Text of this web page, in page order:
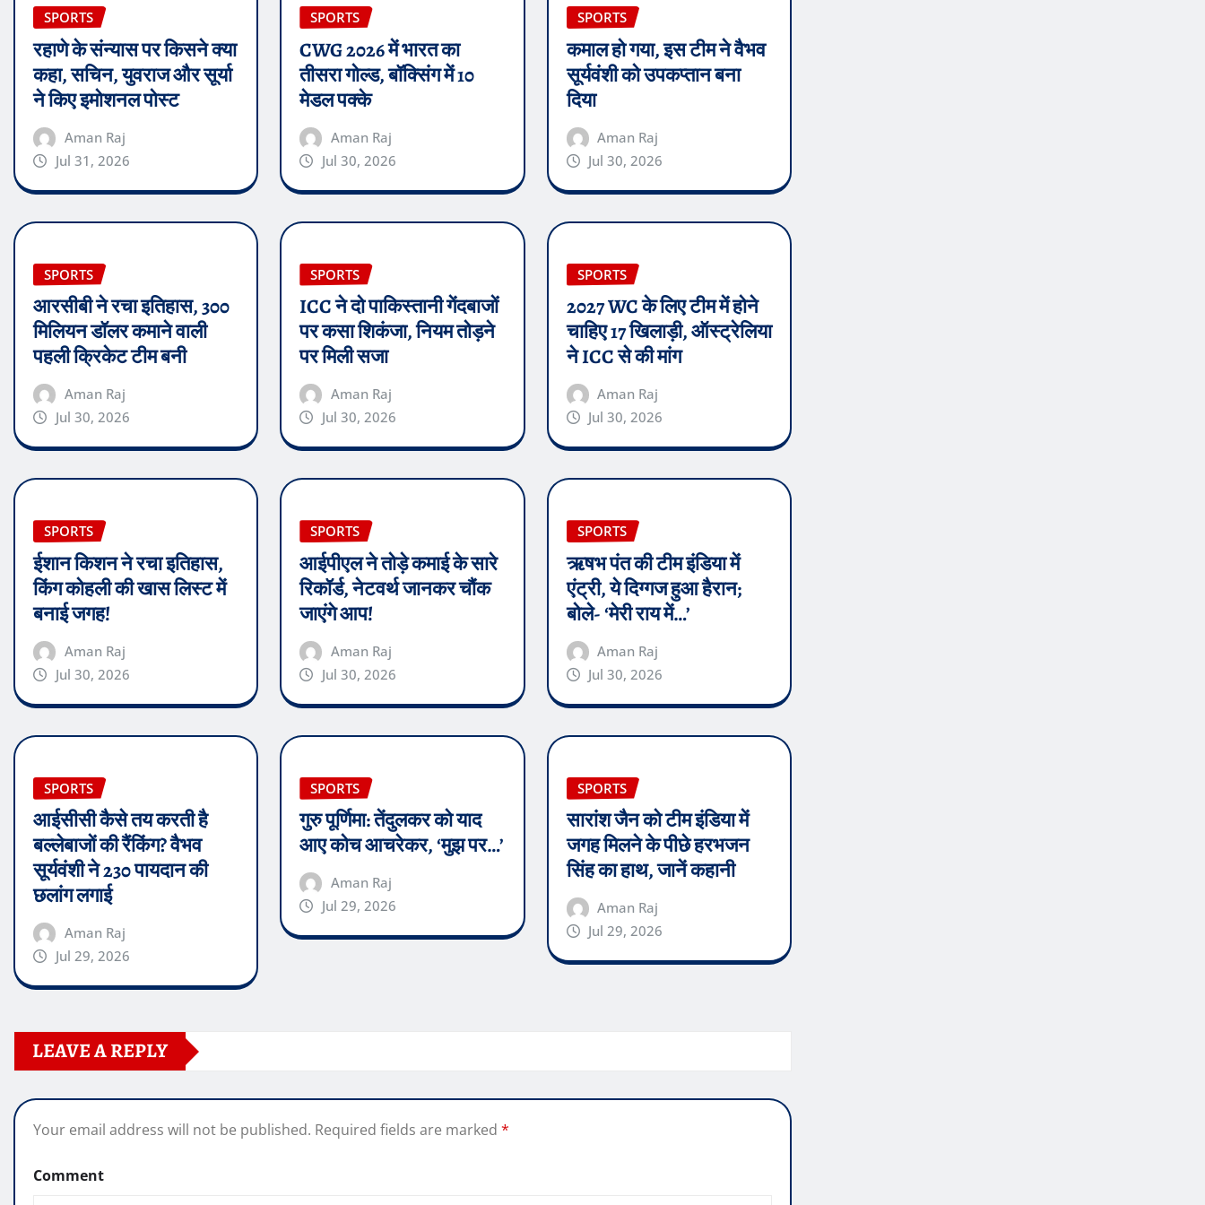
SPORTS
रहाणे के संन्यास पर किसने क्या
कहा, सचिन, युवराज और सूर्या
ने किए इमोशनल पोस्ट
Aman Raj
Jul 31, 2026
SPORTS
CWG 2026 में भारत का
तीसरा गोल्ड, बॉक्सिंग में 10
मेडल पक्के
Aman Raj
Jul 30, 2026
SPORTS
कमाल हो गया, इस टीम ने वैभव
सूर्यवंशी को उपकप्तान बना
दिया
Aman Raj
Jul 30, 2026
SPORTS
आरसीबी ने रचा इतिहास, 300
मिलियन डॉलर कमाने वाली
पहली क्रिकेट टीम बनी
Aman Raj
Jul 30, 2026
SPORTS
ICC ने दो पाकिस्तानी गेंदबाजों
पर कसा शिकंजा, नियम तोड़ने
पर मिली सजा
Aman Raj
Jul 30, 2026
SPORTS
2027 WC के लिए टीम में होने
चाहिए 17 खिलाड़ी, ऑस्ट्रेलिया
ने ICC से की मांग
Aman Raj
Jul 30, 2026
SPORTS
ईशान किशन ने रचा इतिहास,
किंग कोहली की खास लिस्ट में
बनाई जगह!
Aman Raj
Jul 30, 2026
SPORTS
आईपीएल ने तोड़े कमाई के सारे
रिकॉर्ड, नेटवर्थ जानकर चौंक
जाएंगे आप!
Aman Raj
Jul 30, 2026
SPORTS
ऋषभ पंत की टीम इंडिया में
एंट्री, ये दिग्गज हुआ हैरान;
बोले- ‘मेरी राय में…’
Aman Raj
Jul 30, 2026
SPORTS
आईसीसी कैसे तय करती है
बल्लेबाजों की रैंकिंग? वैभव
सूर्यवंशी ने 230 पायदान की
छलांग लगाई
Aman Raj
Jul 29, 2026
SPORTS
गुरु पूर्णिमा: तेंदुलकर को याद
आए कोच आचरेकर, ‘मुझ पर…’
Aman Raj
Jul 29, 2026
SPORTS
सारांश जैन को टीम इंडिया में
जगह मिलने के पीछे हरभजन
सिंह का हाथ, जानें कहानी
Aman Raj
Jul 29, 2026
LEAVE A REPLY
Your email address will not be published. Required fields are marked *
Comment